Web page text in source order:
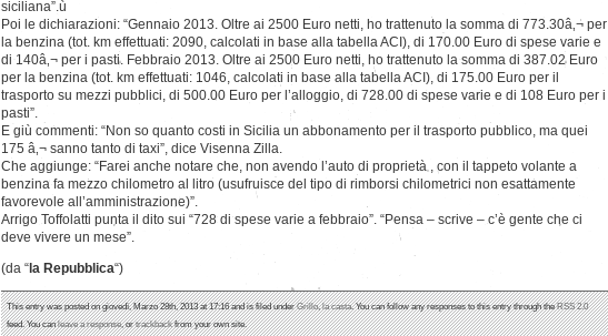
siciliana”.ù
Poi le dichiarazioni: “Gennaio 2013. Oltre ai 2500 Euro netti, ho trattenuto la somma di 773.30â‚¬ per
la benzina (tot. km effettuati: 2090, calcolati in base alla tabella ACI), di 170.00 Euro di spese varie e
di 140â‚¬ per i pasti. Febbraio 2013. Oltre ai 2500 Euro netti, ho trattenuto la somma di 387.02 Euro
per la benzina (tot. km effettuati: 1046, calcolati in base alla tabella ACI), di 175.00 Euro per il
trasporto su mezzi pubblici, di 500.00 Euro per l’alloggio, di 728.00 di spese varie e di 108 Euro per i
pasti”.
E giù commenti: “Non so quanto costi in Sicilia un abbonamento per il trasporto pubblico, ma quei
175 â‚¬ sanno tanto di taxi”, dice Visenna Zilla.
Che aggiunge: “Farei anche notare che, non avendo l’auto di proprietà , con il tappeto volante a
benzina fa mezzo chilometro al litro (usufruisce del tipo di rimborsi chilometrici non esattamente
favorevole all’amministrazione)”.
Arrigo Toffolatti punta il dito sui “728 di spese varie a febbraio”. “Pensa – scrive – c’è gente che ci
deve vivere un mese”.
(da “ la Repubblica“)
This entry was posted on giovedì, Marzo 28th, 2013 at 17:16 and is filed underGrillo,la casta. You can follow any responses to this entry through theRSS 2.0
feed. You canleave a response, ortrackbackfrom your own site.